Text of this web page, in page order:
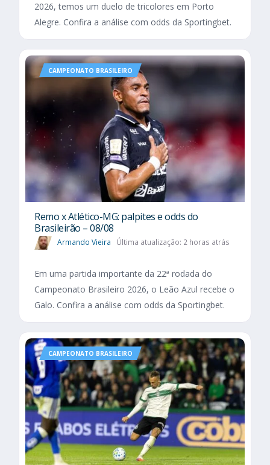
2026, temos um duelo de tricolores em Porto
Alegre. Confira a análise com odds da Sportingbet.
CAMPEONATO BRASILEIRO
Remo x Atlético-MG: palpites e odds do
Brasileirão – 08/08
Armando Vieira Última atualização: 2 horas atrás
Em uma partida importante da 22ª rodada do
Campeonato Brasileiro 2026, o Leão Azul recebe o
Galo. Confira a análise com odds da Sportingbet.
CAMPEONATO BRASILEIRO